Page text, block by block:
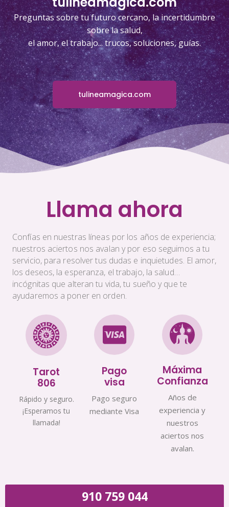
Preguntas sobre tu futuro cercano, la incertidumbre
sobre la salud,
el amor, el trabajo... trucos, soluciones, guías.
tulineamagica.com
Llama ahora
Confías en nuestras líneas por los años de experiencia;
nuestros aciertos nos avalan y por eso seguimos a tu
servicio, para resolver tus dudas e inquietudes. El amor,
los deseos, la esperanza, el trabajo, la salud…
incógnitas que alteran tu vida, tu sueño y que te
ayudaremos a poner en orden.
Tarot
806
Rápido y seguro.
¡Esperamos tu
llamada!
Pago
visa
Pago seguro
mediante Visa
Máxima
Confianza
Años de
experiencia y
nuestros
aciertos nos
avalan.
910 759 044